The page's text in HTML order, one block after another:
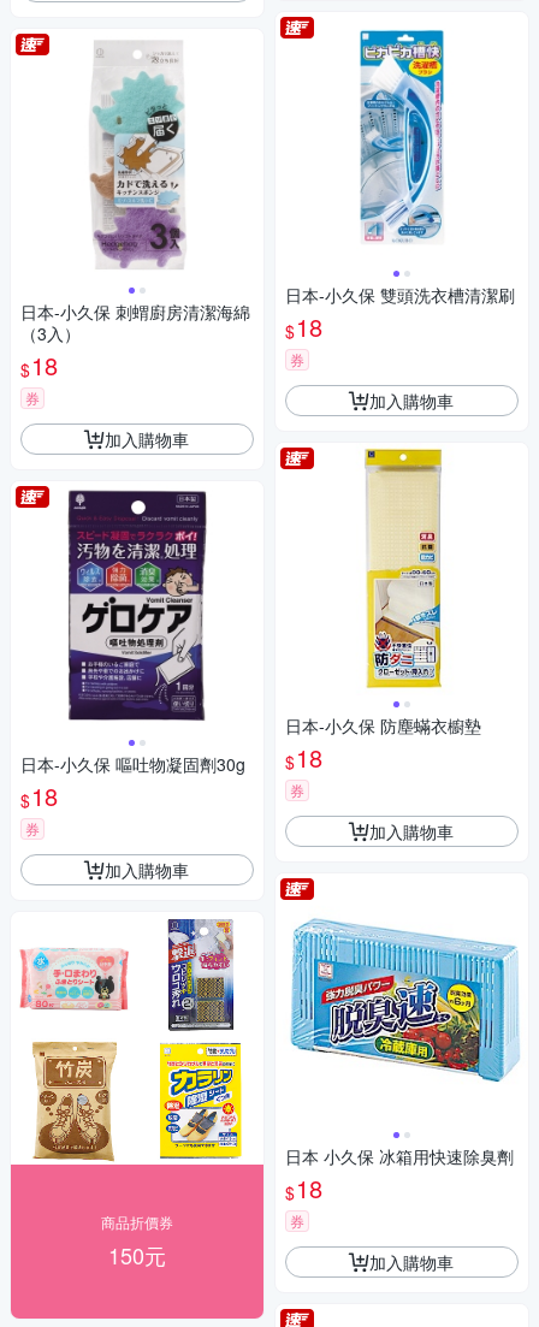
日本-小久保 刺蝟廚房清潔海綿
（3入）
$18
券
加入購物車
日本-小久保 嘔吐物凝固劑30g
$18
券
加入購物車
商品折價券
150元
日本-小久保 雙頭洗衣槽清潔刷
$18
券
加入購物車
日本-小久保 防塵蟎衣櫥墊
$18
券
加入購物車
日本 小久保 冰箱用快速除臭劑
$18
券
加入購物車